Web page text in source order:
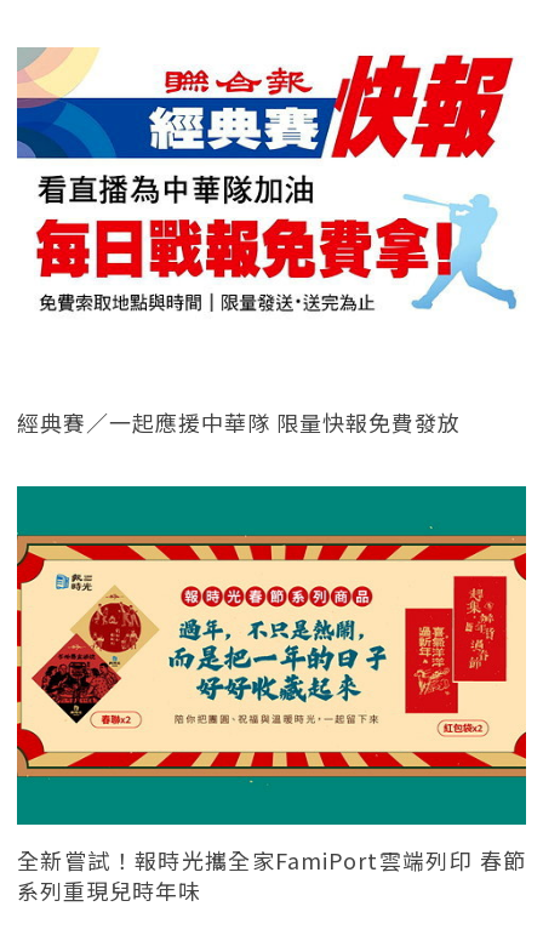
經典賽／一起應援中華隊 限量快報免費發放
全新嘗試！報時光攜全家FamiPort雲端列印 春節
系列重現兒時年味